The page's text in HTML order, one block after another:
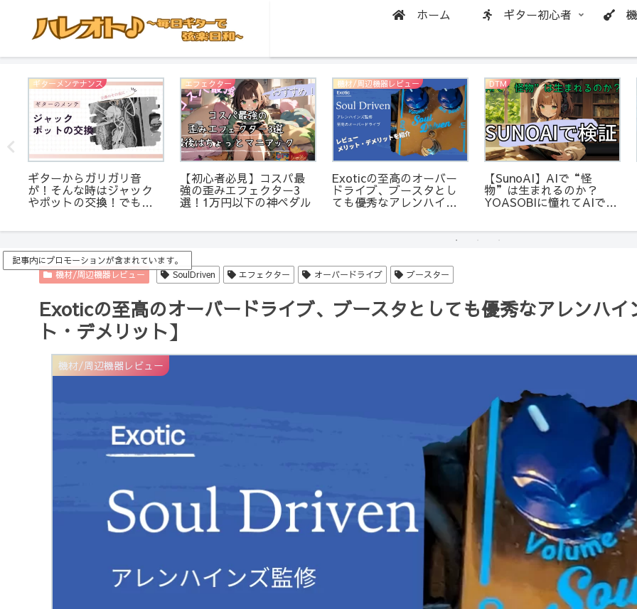
ホーム ギター初心者
ギターメンテナンス
ギターからガリガリ音
が！そんな時はジャック
やポットの交換！でも、
解説
エフェクター
【初心者必見】コスパ最
強の歪みエフェクター3
選！1万円以下の神ペダル
機材/周辺機器レビュー
Exoticの至高のオーバー
ドライブ、ブースタとし
ても優秀なアレンハイン
DTM
【SunoAI】AIで“怪
物”は生まれるのか？
YOASOBIに憧れてAIで曲
記事内にプロモーションが含まれています。
機材/周辺機器レビュー
SoulDriven エフェクター オーバードライブ ブースター
Exoticの至高のオーバードライブ、ブースタとしても優秀なアレンハ
ト・デメリット】
機材/周辺機器レビュー